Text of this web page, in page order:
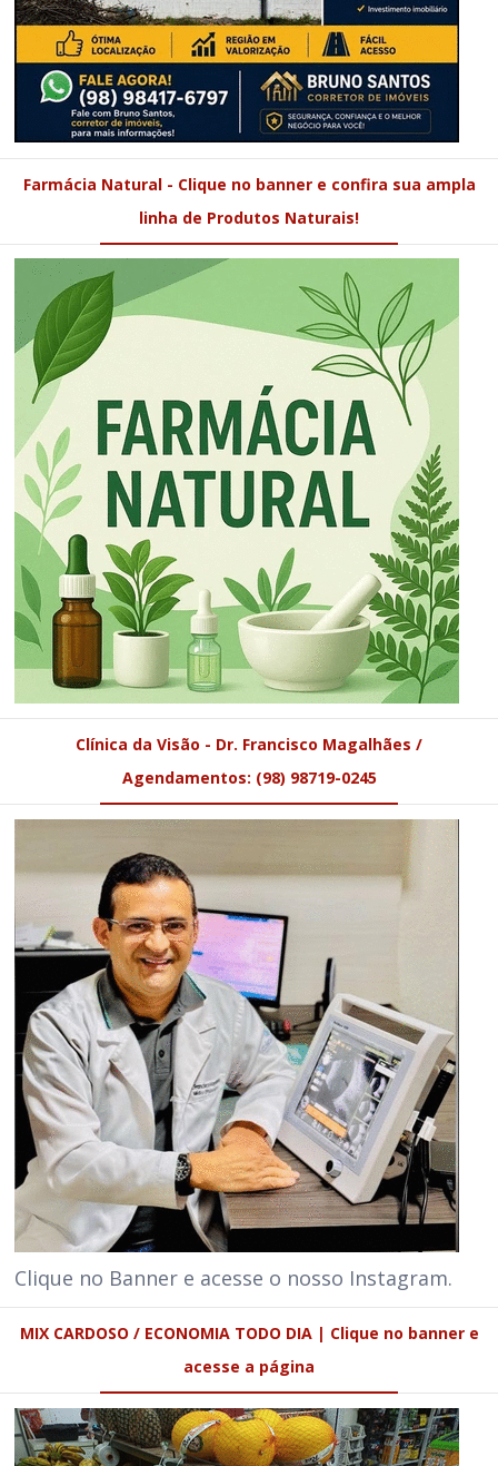
Farmácia Natural - Clique no banner e confira sua ampla
linha de Produtos Naturais!
Clínica da Visão - Dr. Francisco Magalhães /
Agendamentos: (98) 98719-0245
Clique no Banner e acesse o nosso Instagram.
MIX CARDOSO / ECONOMIA TODO DIA | Clique no banner e
acesse a página